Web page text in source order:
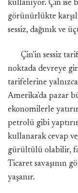
kullanıyor. Çin ise
görünürlükte
sessiz, dağınık ve
Çin'in sessiz
noktada devreye
tarifelerine
Amerika'da pazar
ekonomilerle
petrolü gibi
kullanarak cevap
gürültülü olabilir,
Ticaret savaşının
yaşanır.